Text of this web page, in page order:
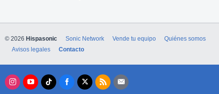
© 2026 Hispasonic Sonic Network Vende tu equipo
Quiénes somos
Avisos legales
Contacto